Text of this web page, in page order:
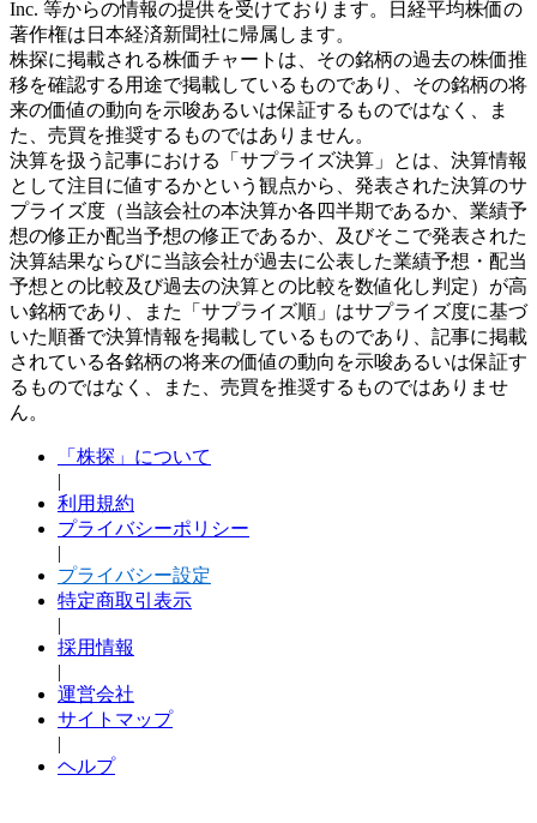
Inc. 等からの情報の提供を受けております。日経平均株価の
著作権は日本経済新聞社に帰属します。
株探に掲載される株価チャートは、その銘柄の過去の株価推
移を確認する用途で掲載しているものであり、その銘柄の将
来の価値の動向を示唆あるいは保証するものではなく、ま
た、売買を推奨するものではありません。
決算を扱う記事における「サプライズ決算」とは、決算情報
として注目に値するかという観点から、発表された決算のサ
プライズ度（当該会社の本決算か各四半期であるか、業績予
想の修正か配当予想の修正であるか、及びそこで発表された
決算結果ならびに当該会社が過去に公表した業績予想・配当
予想との比較及び過去の決算との比較を数値化し判定）が高
い銘柄であり、また「サプライズ順」はサプライズ度に基づ
いた順番で決算情報を掲載しているものであり、記事に掲載
されている各銘柄の将来の価値の動向を示唆あるいは保証す
るものではなく、また、売買を推奨するものではありませ
ん。
「株探」について
|
利用規約
プライバシーポリシー
|
プライバシー設定
特定商取引表示
|
採用情報
|
運営会社
サイトマップ
|
ヘルプ